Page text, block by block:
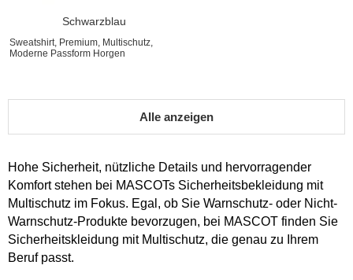
Schwarzblau
Sweatshirt, Premium, Multischutz,
Moderne Passform Horgen
Alle anzeigen
Hohe Sicherheit, nützliche Details und hervorragender
Komfort stehen bei MASCOTs Sicherheitsbekleidung mit
Multischutz im Fokus. Egal, ob Sie Warnschutz- oder Nicht-
Warnschutz-Produkte bevorzugen, bei MASCOT finden Sie
Sicherheitskleidung mit Multischutz, die genau zu Ihrem
Beruf passt.